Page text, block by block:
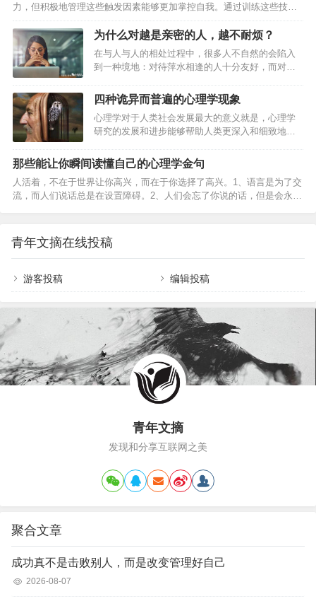
非真正瘫痪了。其实，这可能是因为，在正常快…
性，自律，外向性，同情心，情绪稳定性，自尊和抑郁症状。一半的被
试自述称阅读过自助类书籍，另一半则没有。按照阅读书籍的类型，将
自助类…
力，但积极地管理这些触发因素能够更加掌控自我。通过训练这些技
能，不仅能减压，还能提升你的情商、毅力与适应力。无论你多么勇
敢、多么聪颖，或者多么努力地工作，都会有被压力压得喘不过气的时
刻，这时你的情绪就被触发了。触发情绪的是那些让你下意识反应的东
西，而这些下意识反应或许并不是你在特定情形下最好的反应。当你的
情绪被触发，你的大脑就被情感掌控。你体内充斥着肾上腺素、皮质
醇，大脑的逻辑部分暂时性关闭，正如神经递质与荷尔蒙保护我们免受
来冻僵、打架…
为什么对越是亲密的人，越不耐烦？
在与人与人的相处过程中，很多人不自然的会陷入
到一种境地：对待萍水相逢的人十分友好，而对待
不是，对待不同的人，有不同的表现这当然是没有
问题的，只是这两种不同的对待方式潜意识中体现
了一种心理问题。01为什么越亲密的人，会表现得
越不耐烦？与不怎么熟悉的人相处，许多人潜意识
里还是想要展现自己美好的一面，所以会在相处的
过程中尽可能的克制自己的脾气，而和熟悉的人相
没有内心防线，很容易不自然的就表现自己的心理
状况。不少人越…
四种诡异而普遍的心理学现象
心理学对于人类社会发展最大的意义就是，心理学
研究的发展和进步能够帮助人类更深入和细致地了
晰地知道自己在何种情况下会做出何种抉择。而人
类的一些言行举止都是可以通过科学逻辑进行分析
的。以下有四种心理学效应被公认为是对推动人类
社会发展影响最大，并且很多人都认为，自己曾在
（Window breaking effect）破窗效应（Broken
Window Theory）…
那些能让你瞬间读懂自己的心理学金句
人活着，不在于世界让你高兴，而在于你选择了高兴。1、语言是为了交
流，而人们说话总是在设置障碍。2、人们会忘了你说的话，但是会永远
有的东西世界上是不存在的。内部成像左右我们的视线。世界毫无意
义，我们赋予其意义。7、设置是为打破而设置的。打破的原因比设置更
到意识层面就会有疗愈效果。9、凡是忌讳的东西就是常想的东…
青年文摘在线投稿
游客投稿 编辑投稿
青年文摘
发现和分享互联网之美
聚合文章
成功真不是击败别人，而是改变管理好自己
2026-08-07